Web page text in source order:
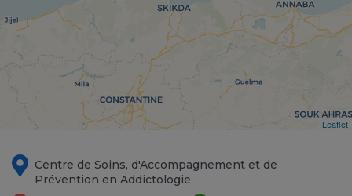
Leaflet
Centre de Soins, d'Accompagnement et de
Prévention en Addictologie